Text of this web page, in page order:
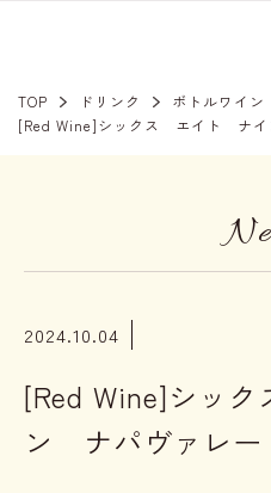
TOP ドリンク
ボトルワイン
[Red Wine]シックス エイト ナ
2024.10.04
[Red Wine]シッ
ン ナパヴァレ